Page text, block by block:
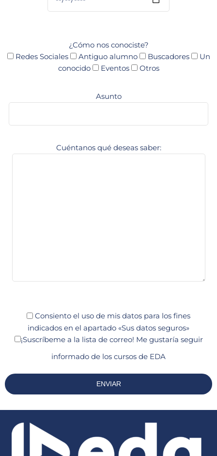
¿Cómo nos conociste?
Redes Sociales
Antiguo alumno Buscadores
Un
conocido
Eventos Otros
Asunto
Cuéntanos qué deseas saber:
Consiento el uso de mis datos para los fines
indicados en el apartado «Sus datos seguros»
¡Suscríbeme a la lista de correo! Me gustaría seguir
informado de los cursos de EDA